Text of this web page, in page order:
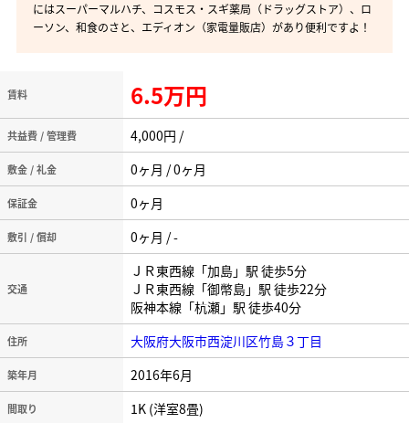
にはスーパーマルハチ、コスモス・スギ薬局（ドラッグストア）、ロ
ーソン、和食のさと、エディオン（家電量販店）があり便利ですよ！
賃料 6.5万円
共益費 / 管理費 4,000円 /
敷金 / 礼金 0ヶ月 / 0ヶ月
保証金 0ヶ月
敷引 / 償却 0ヶ月 / -
交通
ＪＲ東西線「加島」駅 徒歩5分
ＪＲ東西線「御幣島」駅 徒歩22分
阪神本線「杭瀬」駅 徒歩40分
住所 大阪府大阪市西淀川区竹島３丁目
築年月 2016年6月
間取り 1K (洋室8畳)